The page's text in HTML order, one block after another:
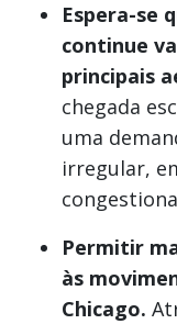
Espera-se
continue
principais
chegada
uma
irregular,
Permitir
às
Chicago.